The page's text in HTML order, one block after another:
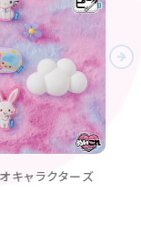
ャラクターと1年